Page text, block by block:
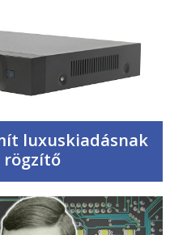
luxuskiadásnak
rögzítő